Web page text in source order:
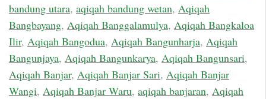
bandung utara, aqiqah bandung wetan, Aqiqah
Bangbayang, Aqiqah Banggalamulya, Aqiqah Bangkaloa
Ilir, Aqiqah Bangodua, Aqiqah Bangunharja, Aqiqah
Bangunjaya, Aqiqah Bangunkarya, Aqiqah Bangunsari,
Aqiqah Banjar, Aqiqah Banjar Sari, Aqiqah Banjar
Wangi, Aqiqah Banjar Waru, aqiqah banjaran, Aqiqah